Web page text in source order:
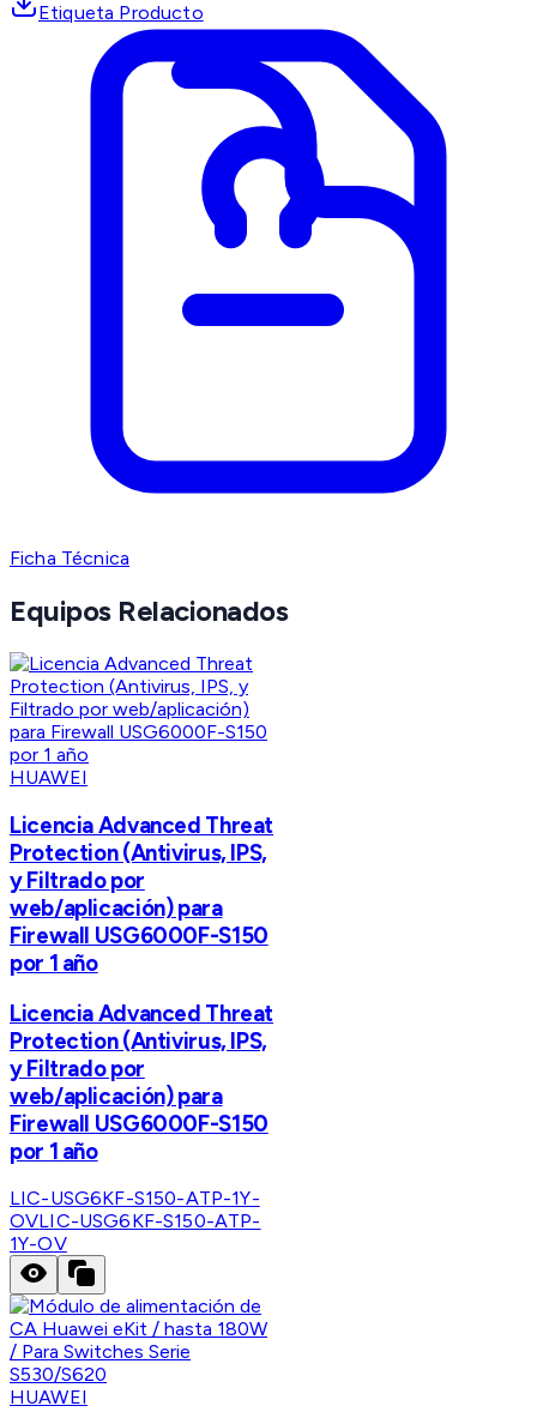
Etiqueta Producto
Ficha Técnica
Equipos Relacionados
HUAWEI
Licencia Advanced Threat
Protection (Antivirus, IPS,
y Filtrado por
web/aplicación) para
Firewall USG6000F-S150
por 1 año
Licencia Advanced Threat
Protection (Antivirus, IPS,
y Filtrado por
web/aplicación) para
Firewall USG6000F-S150
por 1 año
LIC-USG6KF-S150-ATP-1Y-
OVLIC-USG6KF-S150-ATP-
1Y-OV
HUAWEI